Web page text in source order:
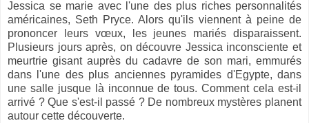
Jessica se marie avec l'une des plus riches personnalités
américaines, Seth Pryce. Alors qu'ils viennent à peine de
prononcer leurs vœux, les jeunes mariés disparaissent.
Plusieurs jours après, on découvre Jessica inconsciente et
meurtrie gisant auprès du cadavre de son mari, emmurés
dans l'une des plus anciennes pyramides d'Egypte, dans
une salle jusque là inconnue de tous. Comment cela est-il
arrivé ? Que s'est-il passé ? De nombreux mystères planent
autour cette découverte.